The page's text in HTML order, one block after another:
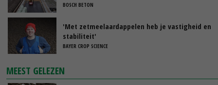
BOSCH BETON
'Met zetmeelaardappelen heb je vastigheid en
stabiliteit'
BAYER CROP SCIENCE
MEEST GELEZEN